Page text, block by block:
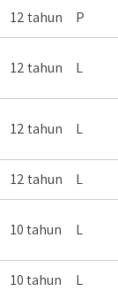
12 tahun P
12 tahun L
12 tahun L
12 tahun L
10 tahun L
10 tahun L